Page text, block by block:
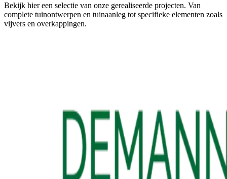
Bekijk hier een selectie van onze gerealiseerde projecten. Van
complete tuinontwerpen en tuinaanleg tot specifieke elementen zoals
vijvers en overkappingen.